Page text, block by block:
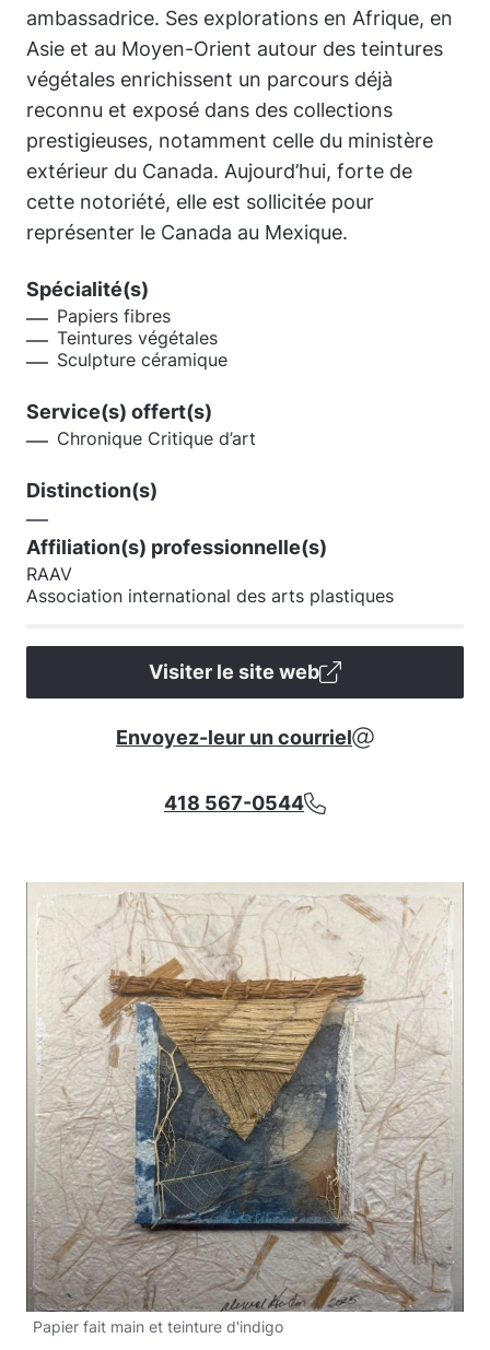
ambassadrice. Ses explorations en Afrique, en
Asie et au Moyen-Orient autour des teintures
végétales enrichissent un parcours déjà
reconnu et exposé dans des collections
prestigieuses, notamment celle du ministère
extérieur du Canada. Aujourd’hui, forte de
cette notoriété, elle est sollicitée pour
représenter le Canada au Mexique.
Spécialité(s)
Papiers fibres
Teintures végétales
Sculpture céramique
Service(s) offert(s)
Chronique Critique d’art
Distinction(s)
Affiliation(s) professionnelle(s)
RAAV
Association international des arts plastiques
Visiter le site web
Envoyez-leur un courriel
418 567-0544
Papier fait main et teinture d'indigo